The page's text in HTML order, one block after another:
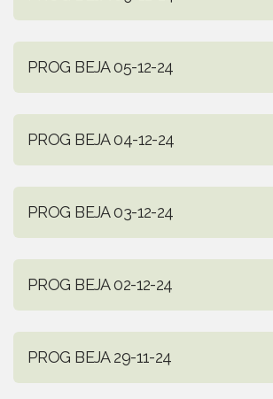
PROG BEJA 05-12-24
PROG BEJA 04-12-24
PROG BEJA 03-12-24
PROG BEJA 02-12-24
PROG BEJA 29-11-24